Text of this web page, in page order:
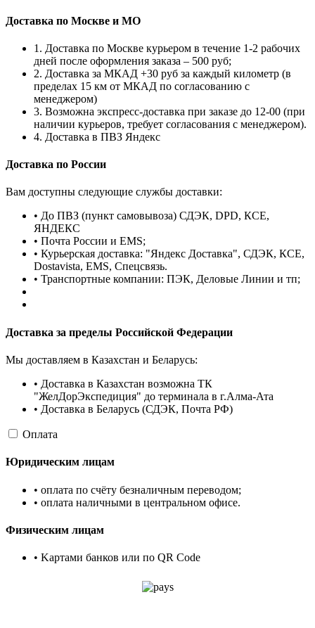
Доставка по Москве и МО
1. Доставка по Москве курьером в течение 1-2 рабочих
дней после оформления заказа – 500 руб;
2. Доставка за МКАД +30 руб за каждый километр (в
пределах 15 км от МКАД по согласованию с
менеджером)
3. Возможна экспресс-доставка при заказе до 12-00 (при
наличии курьеров, требует согласования с менеджером).
4. Доставка в ПВЗ Яндекс
Доставка по России
Вам доступны следующие службы доставки:
• До ПВЗ (пункт самовывоза) СДЭК, DPD, КСЕ,
ЯНДЕКС
• Почта России и EMS;
• Курьерская доставка: "Яндекс Доставка", СДЭК, КСЕ,
Dostavista, EMS, Спецсвязь.
• Транспортные компании: ПЭК, Деловые Линии и тп;
Доставка за пределы Российской Федерации
Мы доставляем в Казахстан и Беларусь:
• Доставка в Казахстан возможна ТК
"ЖелДорЭкспедиция" до терминала в г.Алма-Ата
• Доставка в Беларусь (СДЭК, Почта РФ)
Оплата
Юридическим лицам
• оплата по счёту безналичным переводом;
• оплата наличными в центральном офисе.
Физическим лицам
• Kартами банков или по QR Code